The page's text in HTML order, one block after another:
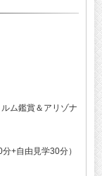
ム鑑賞＆アリゾナ
+自由見学30分）